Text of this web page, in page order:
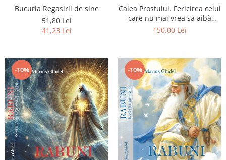
Bucuria Regasirii de sine
51,80 Lei
41,23 Lei
Calea Prostului. Fericirea celui
care nu mai vrea sa aibă
dreptate - Intoarcerea la
150,00 Lei
-10% -10%